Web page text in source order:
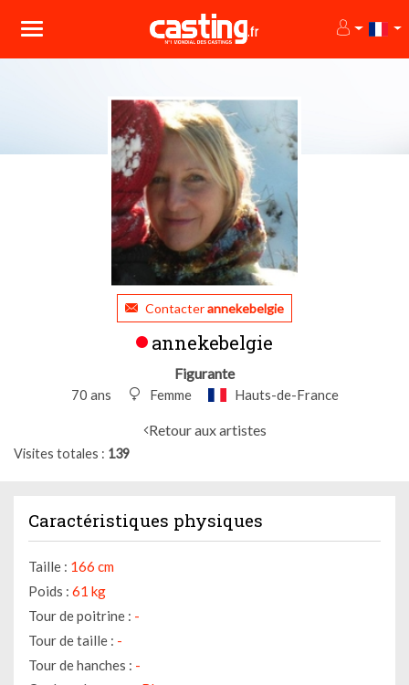
Contacterannekebelgie
annekebelgie
Figurante
70 ans Femme Hauts-de-France
Retour aux artistes
Visites totales 139
Caractéristiques physiques
Taille : 166 cm
Poids : 61 kg
Tour de poitrine : -
Tour de taille : -
Tour de hanches : -